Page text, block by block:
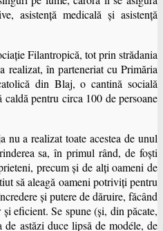
asistenţă medicală şi asistenţă
Filantropică, tot prin strădania
realizat, în parteneriat cu Primăria
din Blaj, o cantină socială
caldă pentru circa 100 de persoane
a realizat toate acestea de unul
sa, în primul rând, de foşti
precum şi de alţi oameni de
să aleagă oameni potriviţi pentru
şi putere de dăruire, făcând
eficient. Se spune (şi, din păcate,
de astăzi duce lipsă de modéle, de